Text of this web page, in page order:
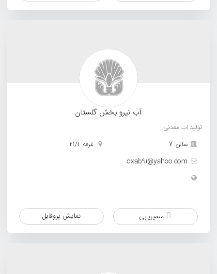
آب نیرو بخش گلستان
تولید اب معدنی
سالن: 7
غرفه: 21/1
oxab91@yahoo.com
مسیریابی نمایش پروفایل